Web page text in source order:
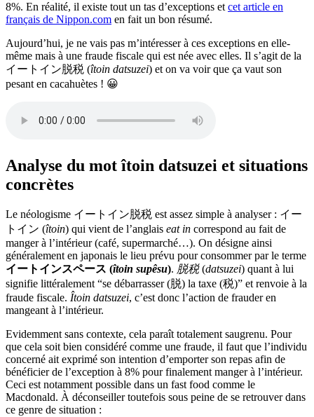
8%. En réalité, il existe tout un tas d’exceptions et cet article en
français de Nippon.com en fait un bon résumé.
Aujourd’hui, je ne vais pas m’intéresser à ces exceptions en elle-
même mais à une fraude fiscale qui est née avec elles. Il s’agit de la
イートイン脱税 (îtoin datsuzei) et on va voir que ça vaut son
pesant en cacahuètes ! 😀
Analyse du mot îtoin datsuzei et situations
concrètes
Le néologisme イートイン脱税 est assez simple à analyser : イー
トイン (îtoin) qui vient de l’anglais eat in correspond au fait de
manger à l’intérieur (café, supermarché…). On désigne ainsi
généralement en japonais le lieu prévu pour consommer par le terme
イートインスペース (îtoin supêsu). 脱税(datsuzei) quant à lui
signifie littéralement “se débarrasser (脱) la taxe (税)” et renvoie à la
fraude fiscale. Îtoin datsuzei, c’est donc l’action de frauder en
mangeant à l’intérieur.
Evidemment sans contexte, cela paraît totalement saugrenu. Pour
que cela soit bien considéré comme une fraude, il faut que l’individu
concerné ait exprimé son intention d’emporter son repas afin de
bénéficier de l’exception à 8% pour finalement manger à l’intérieur.
Ceci est notamment possible dans un fast food comme le
Macdonald. À déconseiller toutefois sous peine de se retrouver dans
ce genre de situation :